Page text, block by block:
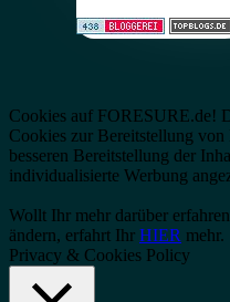
Cookies auf FORESURE.de!
Cookies zur Bereitstellung von
besseren Bereitstellung der
individualisierte Werbung
Wollt Ihr mehr darüber
ändern, erfahrt Ihr HIER mehr.
Privacy & Cookies Policy